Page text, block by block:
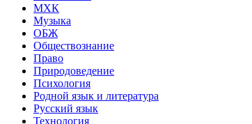
МХК
Музыка
ОБЖ
Обществознание
Право
Природоведение
Психология
Родной язык и литература
Русский язык
Технология